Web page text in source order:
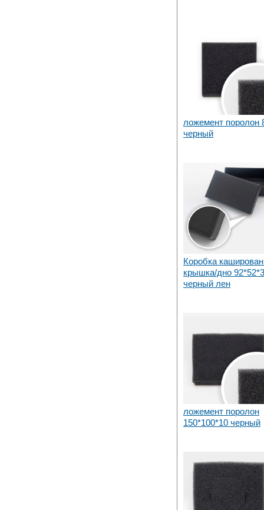
ложемент поролон
черный
Коробка
крышка/дно
черный лен
ложемент поролон
150*100*10 черный